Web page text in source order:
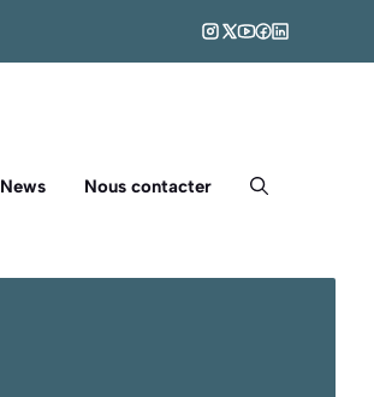
News Nous contacter